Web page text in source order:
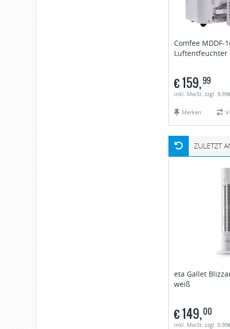
Comfee MDDF-
Luftentfeuchter
€159,99
inkl. MwSt. zzgl.
Merken
ZULETZT
eta Gallet
weiß
€149,00
inkl. MwSt. zzgl.